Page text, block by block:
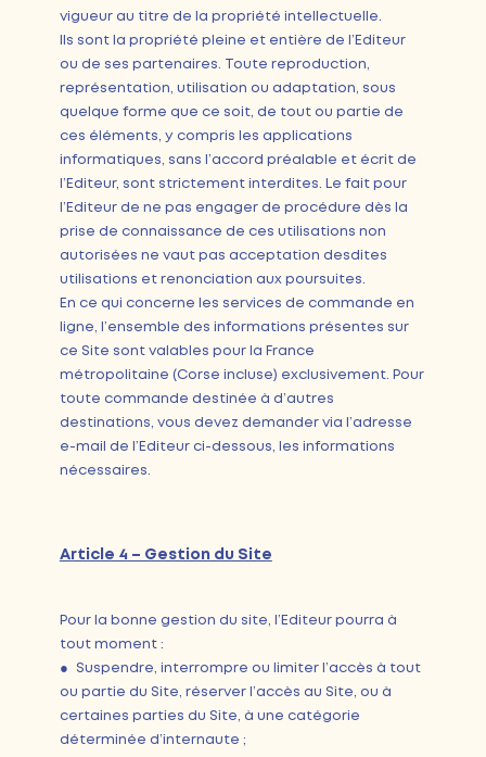
vigueur au titre de la propriété intellectuelle.
Ils sont la propriété pleine et entière de l’Editeur
ou de ses partenaires. Toute reproduction,
représentation, utilisation ou adaptation, sous
quelque forme que ce soit, de tout ou partie de
ces éléments, y compris les applications
informatiques, sans l’accord préalable et écrit de
l’Editeur, sont strictement interdites. Le fait pour
l’Editeur de ne pas engager de procédure dès la
prise de connaissance de ces utilisations non
autorisées ne vaut pas acceptation desdites
utilisations et renonciation aux poursuites.
En ce qui concerne les services de commande en
ligne, l’ensemble des informations présentes sur
ce Site sont valables pour la France
métropolitaine (Corse incluse) exclusivement. Pour
toute commande destinée à d’autres
destinations, vous devez demander via l’adresse
e-mail de l’Editeur ci-dessous, les informations
nécessaires.
Article 4 – Gestion du Site
Pour la bonne gestion du site, l’Editeur pourra à
tout moment :
● Suspendre, interrompre ou limiter l’accès à tout
ou partie du Site, réserver l’accès au Site, ou à
certaines parties du Site, à une catégorie
déterminée d’internaute ;